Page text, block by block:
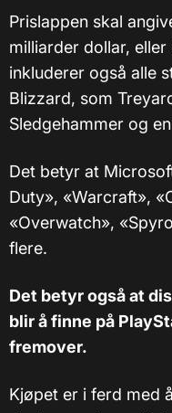
Prislappen skal
milliarder dollar,
inkluderer også alle
Blizzard, som
Sledgehammer og
Det betyr at
Duty», «Warcraft»,
«Overwatch»,
flere.
Det betyr også at
blir å finne på
fremover.
Kjøpet er i ferd med